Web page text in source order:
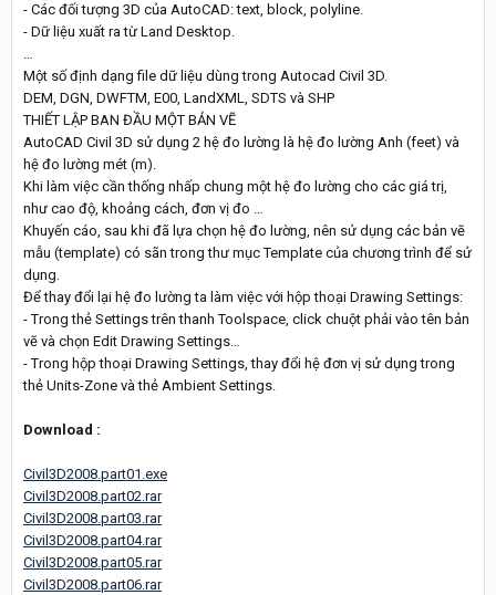
- Các đối tượng 3D của AutoCAD: text, block, polyline.
- Dữ liệu xuất ra từ Land Desktop.
…
Một số định dạng file dữ liệu dùng trong Autocad Civil 3D.
DEM, DGN, DWFTM, E00, LandXML, SDTS và SHP
THIẾT LẬP BAN ĐẦU MỘT BẢN VẼ
AutoCAD Civil 3D sử dụng 2 hệ đo lường là hệ đo lường Anh (feet) và
hệ đo lường mét (m).
Khi làm việc cần thống nhấp chung một hệ đo lường cho các giá trị,
như cao độ, khoảng cách, đơn vị đo …
Khuyến cáo, sau khi đã lựa chọn hệ đo lường, nên sử dụng các bản vẽ
mẫu (template) có sãn trong thư mục Template của chương trình để sử
dụng.
Để thay đổi lại hệ đo lường ta làm việc với hộp thoại Drawing Settings:
- Trong thẻ Settings trên thanh Toolspace, click chuột phải vào tên bản
vẽ và chọn Edit Drawing Settings…
- Trong hộp thoại Drawing Settings, thay đổi hệ đơn vị sử dụng trong
thẻ Units-Zone và thẻ Ambient Settings.
Download :
Civil3D2008.part01.exe
Civil3D2008.part02.rar
Civil3D2008.part03.rar
Civil3D2008.part04.rar
Civil3D2008.part05.rar
Civil3D2008.part06.rar